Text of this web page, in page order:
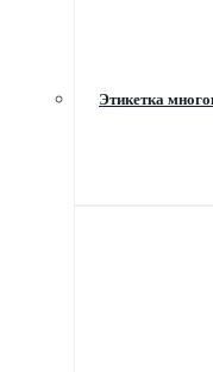
Этикетка